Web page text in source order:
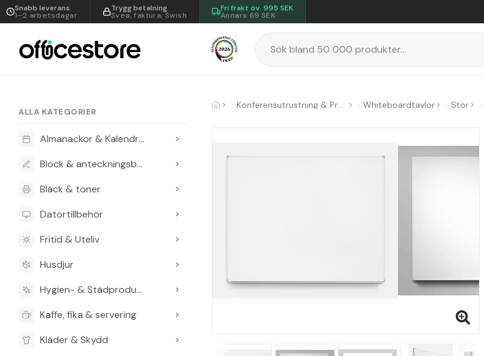
Snabb leverans
1–2 arbetsdagar
Trygg betalning
Svea, faktura, Swish
Fri frakt öv. 995 SEK
Annars 69 SEK
ALLA KATEGORIER
Almanackor & Kalendrar
Block & anteckningsböcker
Bläck & toner
Datortillbehör
Fritid & Uteliv
Husdjur
Hygien- & Städprodukter
Kaffe, fika & servering
Kläder & Skydd
Konferensutrustning & Presentationsutrustning Whiteboardtavlor Stor